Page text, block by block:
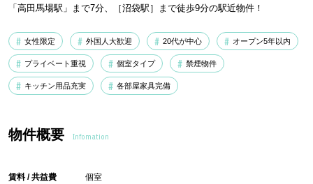
「高田馬場駅」まで7分、［沼袋駅］まで徒歩9分の駅近物件！
女性限定 外国人大歓迎 20代が中心 オープン5年以内
プライベート重視 個室タイプ 禁煙物件
キッチン用品充実 各部屋家具完備
物件概要 Infomation
賃料 / 共益費 個室